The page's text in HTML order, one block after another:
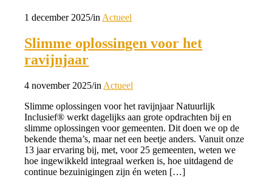
1 december 2025/in Actueel
Slimme oplossingen voor het
ravijnjaar
4 november 2025/in Actueel
Slimme oplossingen voor het ravijnjaar Natuurlijk
Inclusief® werkt dagelijks aan grote opdrachten bij en
slimme oplossingen voor gemeenten. Dit doen we op de
bekende thema’s, maar net een beetje anders. Vanuit onze
13 jaar ervaring bij, met, voor 25 gemeenten, weten we
hoe ingewikkeld integraal werken is, hoe uitdagend de
continue bezuinigingen zijn én weten […]